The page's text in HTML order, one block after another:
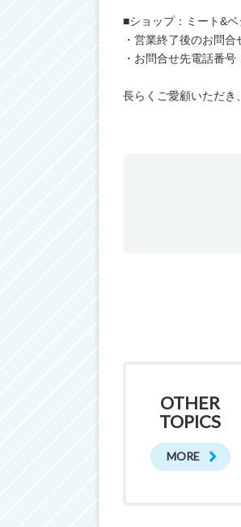
■ショップ：ミート&
・営業終了後のお問
・お問合せ先電話番号
長らくご愛顧いただき
OTHER
TOPICS
MORE